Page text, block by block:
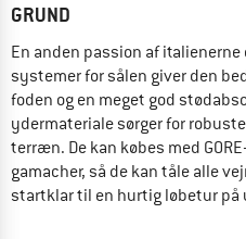
GRUND
En anden passion af
systemer for sålen giver den
foden og en meget god
ydermateriale sørger for
terræn. De kan købes med
gamacher, så de kan tåle alle
startklar til en hurtig løbetur